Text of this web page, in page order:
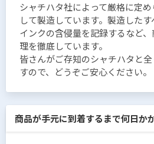
シャチハタ社によって厳格に定
して製造しています。製造したす
インクの含侵量を記録するなど
理を徹底しています。
皆さんがご存知のシャチハタと
すので、どうぞご安心ください。
商品が手元に到着するまで何日か